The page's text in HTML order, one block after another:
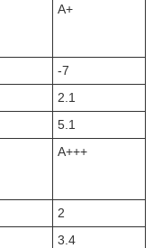
A+
-7
2.1
5.1
A+++
2
3.4